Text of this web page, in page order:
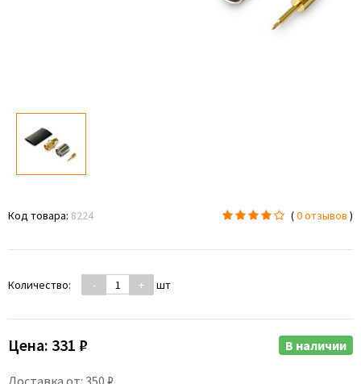
Код товара: 8224 (0 отзывов )
Количество: - + шт
Цена: 331 ₽
Доставка от: 350 ₽
В наличии